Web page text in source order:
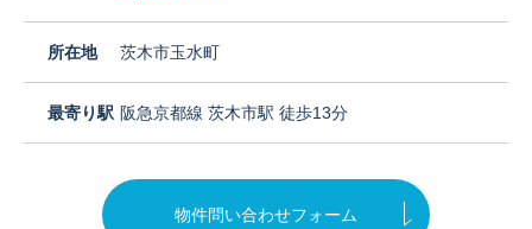
所在地 茨木市玉水町
最寄り駅 阪急京都線 茨木市駅 徒歩13分
物件問い合わせフォーム